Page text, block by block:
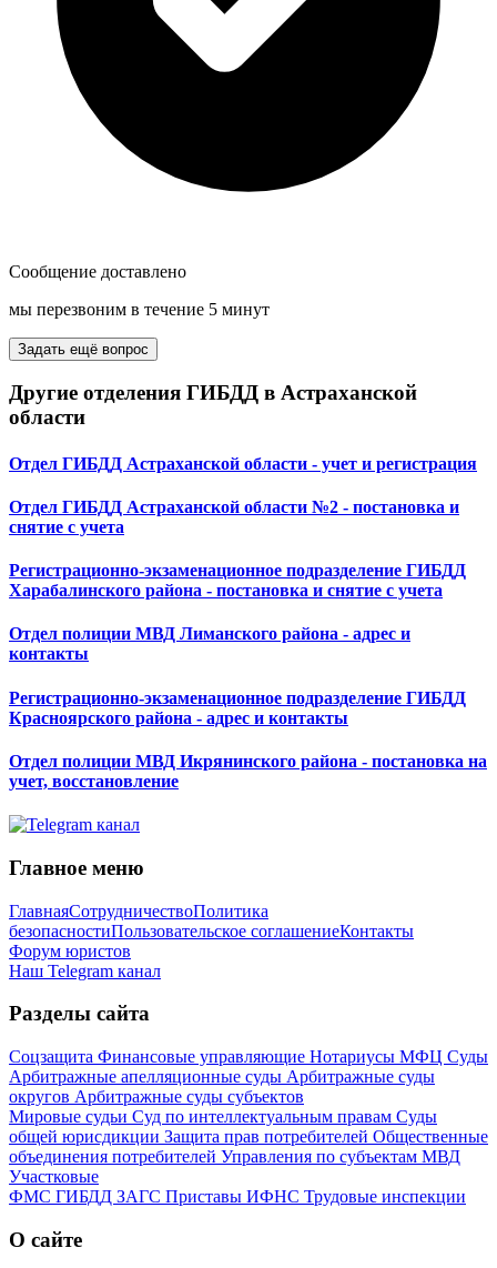
Сообщение доставлено
мы перезвоним в течение 5 минут
Задать ещё вопрос
Другие отделения ГИБДД в Астраханской
области
Отдел ГИБДД Астраханской области - учет и регистрация
Отдел ГИБДД Астраханской области №2 - постановка и
снятие с учета
Регистрационно-экзаменационное подразделение ГИБДД
Харабалинского района - постановка и снятие с учета
Отдел полиции МВД Лиманского района - адрес и
контакты
Регистрационно-экзаменационное подразделение ГИБДД
Красноярского района - адрес и контакты
Отдел полиции МВД Икрянинского района - постановка на
учет, восстановление
Главное меню
ГлавнаяСотрудничествоПолитика
безопасностиПользовательское соглашениеКонтакты
Форум юристов
Наш Telegram канал
Разделы сайта
Соцзащита Финансовые управляющие Нотариусы МФЦ Суды
Арбитражные апелляционные суды Арбитражные суды
округов Арбитражные суды субъектов
Мировые судьи Суд по интеллектуальным правам Суды
общей юрисдикции Защита прав потребителей Общественные
объединения потребителей Управления по субъектам МВД
Участковые
ФМС ГИБДД ЗАГС Приставы ИФНС Трудовые инспекции
О сайте